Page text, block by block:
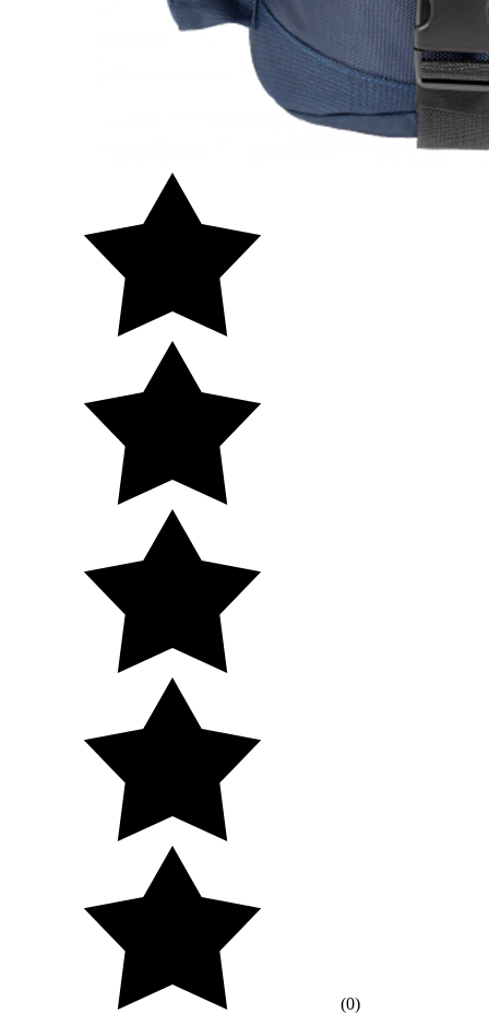
(0)